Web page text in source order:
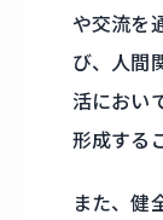
や交流を
び、人間
活におい
形成する
また、健